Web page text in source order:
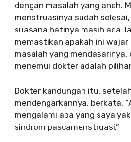
dengan masalah yang aneh.
menstruasinya sudah
suasana hatinya masih ada.
memastikan apakah ini wajar
masalah yang mendasarinya,
menemui dokter adalah
Dokter kandungan itu, setelah
mendengarkannya, berkata,
mengalami apa yang saya
sindrom pascamenstruasi.”